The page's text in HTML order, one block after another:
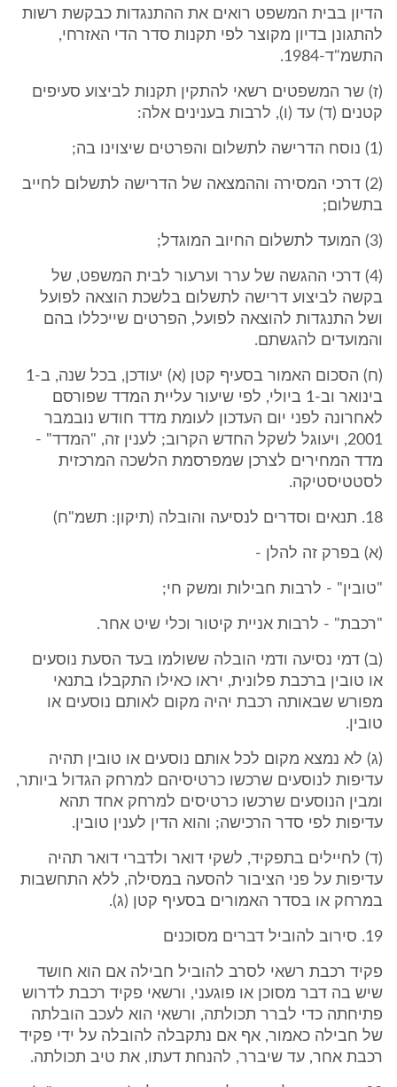
הדיון בבית המשפט רואים את ההתנגדות כבקשת רשות
להתגונן בדיון מקוצר לפי תקנות סדר הדי האזרחי,
התשמ"ד-1984.
(ז) שר המשפטים רשאי להתקין תקנות לביצוע סעיפים
קטנים (ד) עד (ו), לרבות בענינים אלה:
(1) נוסח הדרישה לתשלום והפרטים שיצוינו בה;
(2) דרכי המסירה וההמצאה של הדרישה לתשלום לחייב
בתשלום;
(3) המועד לתשלום החיוב המוגדל;
(4) דרכי ההגשה של ערר וערעור לבית המשפט, של
בקשה לביצוע דרישה לתשלום בלשכת הוצאה לפועל
ושל התנגדות להוצאה לפועל, הפרטים שייכללו בהם
והמועדים להגשתם.
(ח) הסכום האמור בסעיף קטן (א) יעודכן, בכל שנה, ב-1
בינואר וב-1 ביולי, לפי שיעור עליית המדד שפורסם
לאחרונה לפני יום העדכון לעומת מדד חודש נובמבר
2001, ויעוגל לשקל החדש הקרוב; לענין זה, "המדד" -
מדד המחירים לצרכן שמפרסמת הלשכה המרכזית
לסטטיסטיקה.
18. תנאים וסדרים לנסיעה והובלה (תיקון: תשמ"ח)
(א) בפרק זה להלן -
"טובין" - לרבות חבילות ומשק חי;
"רכבת" - לרבות אניית קיטור וכלי שיט אחר.
(ב) דמי נסיעה ודמי הובלה ששולמו בעד הסעת נוסעים
או טובין ברכבת פלונית, יראו כאילו התקבלו בתנאי
מפורש שבאותה רכבת יהיה מקום לאותם נוסעים או
טובין.
(ג) לא נמצא מקום לכל אותם נוסעים או טובין תהיה
עדיפות לנוסעים שרכשו כרטיסיהם למרחק הגדול ביותר,
ומבין הנוסעים שרכשו כרטיסים למרחק אחד תהא
עדיפות לפי סדר הרכישה; והוא הדין לענין טובין.
(ד) לחיילים בתפקיד, לשקי דואר ולדברי דואר תהיה
עדיפות על פני הציבור להסעה במסילה, ללא התחשבות
במרחק או בסדר האמורים בסעיף קטן (ג).
19. סירוב להוביל דברים מסוכנים
פקיד רכבת רשאי לסרב להוביל חבילה אם הוא חושד
שיש בה דבר מסוכן או פוגעני, ורשאי פקיד רכבת לדרוש
פתיחתה כדי לברר תכולתה, ורשאי הוא לעכב הובלתה
של חבילה כאמור, אף אם נתקבלה להובלה על ידי פקיד
רכבת אחר, עד שיברר, להנחת דעתו, את טיב תכולתה.